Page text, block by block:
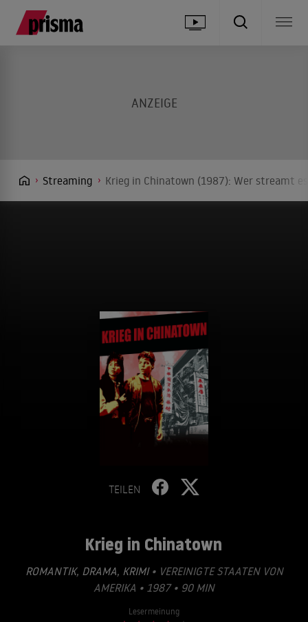
Streaming Krieg in Chinatown (1987): Wer streamt
TEILEN
Krieg in Chinatown
ROMANTIK, DRAMA, KRIMI• VEREINIGTE STAATEN VON
AMERIKA • 1987 • 90 MIN
Lesermeinung